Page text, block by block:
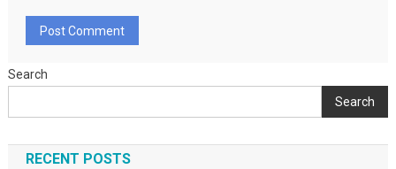
Search
Search
RECENT POSTS